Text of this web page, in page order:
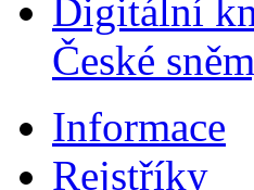
Digitální
České
Informace
Rejstříky